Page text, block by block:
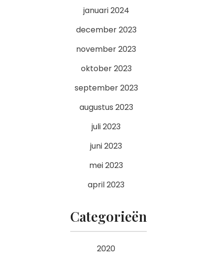
januari 2024
december 2023
november 2023
oktober 2023
september 2023
augustus 2023
juli 2023
juni 2023
mei 2023
april 2023
Categorieën
2020